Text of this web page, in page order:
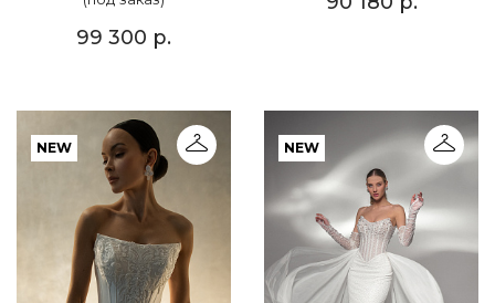
99 300 р.
NEW NEW